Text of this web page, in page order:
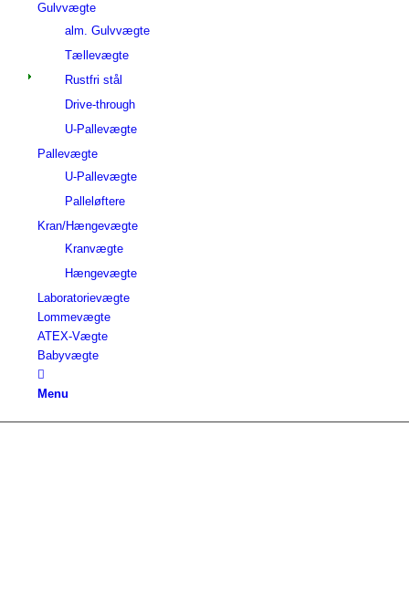
Gulvvægte
alm. Gulvvægte
Tællevægte
Rustfri stål
Drive-through
U-Pallevægte
Pallevægte
U-Pallevægte
Palleløftere
Kran/Hængevægte
Kranvægte
Hængevægte
Laboratorievægte
Lommevægte
ATEX-Vægte
Babyvægte
Menu